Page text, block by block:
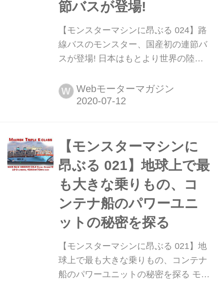
節バスが登場!
【モンスターマシンに昂ぶる 024】路
線バスのモンスター、国産初の連節バ
スが登場! 日本はもとより世界の陸・
物のスゴいメカニズムを紹介してきた
「モンスターマシンに昂ぶる」。復刻
ろう。(今回の記事の内容は、2019年5
月当時のものです)
W Webモーターマガジン
【モンスターマシンに
昂ぶる 021】地球上で最
も大きな乗りもの、コ
ンテナ船のパワーユニ
ットの秘密を探る
【モンスターマシンに昂ぶる 021】地
球上で最も大きな乗りもの、コンテナ
船のパワーユニットの秘密を探る モン